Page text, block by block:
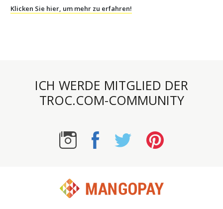
Klicken Sie hier, um mehr zu erfahren!
ICH WERDE MITGLIED DER
TROC.COM-COMMUNITY